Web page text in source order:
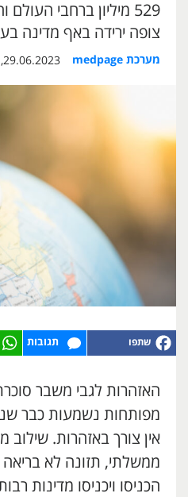
529 מיליון ברחבי
צופה ירידה באף מדינה
מערכת medpage 29.06.2023, 10:47
תגובות
האזהרות לגבי משבר
מפותחות נשמעות כבר
אין צורך באזהרות.
ממשלתי, תזונה לא בריאה
הכניסו ויכניסו מדינות